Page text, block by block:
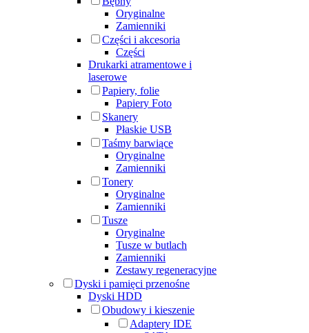
Oryginalne
Zamienniki
Części i akcesoria
Części
Drukarki atramentowe i
laserowe
Papiery, folie
Papiery Foto
Skanery
Płaskie USB
Taśmy barwiące
Oryginalne
Zamienniki
Tonery
Oryginalne
Zamienniki
Tusze
Oryginalne
Tusze w butlach
Zamienniki
Zestawy regeneracyjne
Dyski i pamięci przenośne
Dyski HDD
Obudowy i kieszenie
Adaptery IDE